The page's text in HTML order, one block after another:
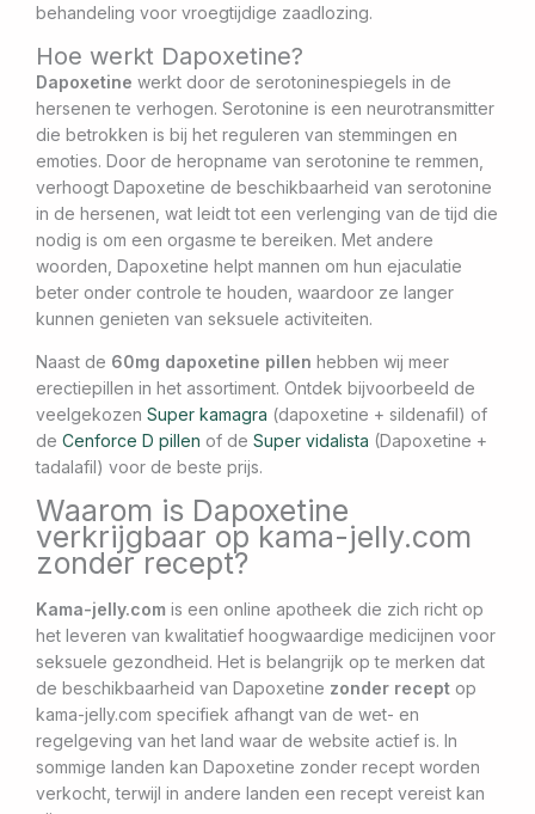
behandeling voor vroegtijdige zaadlozing.
Hoe werkt Dapoxetine?
Dapoxetine werkt door de serotoninespiegels in de
hersenen te verhogen. Serotonine is een neurotransmitter
die betrokken is bij het reguleren van stemmingen en
emoties. Door de heropname van serotonine te remmen,
verhoogt Dapoxetine de beschikbaarheid van serotonine
in de hersenen, wat leidt tot een verlenging van de tijd die
nodig is om een orgasme te bereiken. Met andere
woorden, Dapoxetine helpt mannen om hun ejaculatie
beter onder controle te houden, waardoor ze langer
kunnen genieten van seksuele activiteiten.
Naast de 60mg dapoxetine pillen hebben wij meer
erectiepillen in het assortiment. Ontdek bijvoorbeeld de
veelgekozen Super kamagra (dapoxetine + sildenafil) of
de Cenforce D pillen of de Super vidalista (Dapoxetine +
tadalafil) voor de beste prijs.
Waarom is Dapoxetine
verkrijgbaar op kama-jelly.com
zonder recept?
Kama-jelly.com is een online apotheek die zich richt op
het leveren van kwalitatief hoogwaardige medicijnen voor
seksuele gezondheid. Het is belangrijk op te merken dat
de beschikbaarheid van Dapoxetine zonder recept op
kama-jelly.com specifiek afhangt van de wet- en
regelgeving van het land waar de website actief is. In
sommige landen kan Dapoxetine zonder recept worden
verkocht, terwijl in andere landen een recept vereist kan